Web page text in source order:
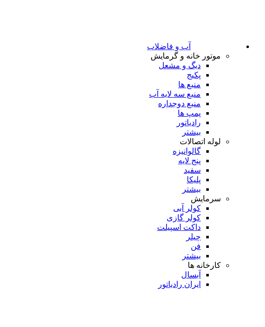
آب و فاضلاب
موتور خانه و گرمایش
دیگ و مشعل
پکیج
منبع ها
منبع سه لایه آب
منبع دوجداره
پمپ ها
رادیاتور
بیشتر
لوله اتصالات
گالوانیزه
پنج لایه
سفید
پلیکا
بیشتر
سرمایش
کولر آبی
کولر گازی
داکت اسپیلت
چیلر
فن
بیشتر
کارخانه ها
آبسال
ایران رادیاتور